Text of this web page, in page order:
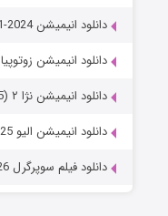
دانلود انیمیشن Star Wars: The Bad Batch 2021-2024
دانلود انیمیشن زوتوپیا ۲ Zootopia 2 (2025)
دانلود انیمیشن نژا ۲ Ne Zha 2 (2025)
دانلود انیمیشن الیو Elio 2025
دانلود فیلم سوپرگرل Supergirl 2026